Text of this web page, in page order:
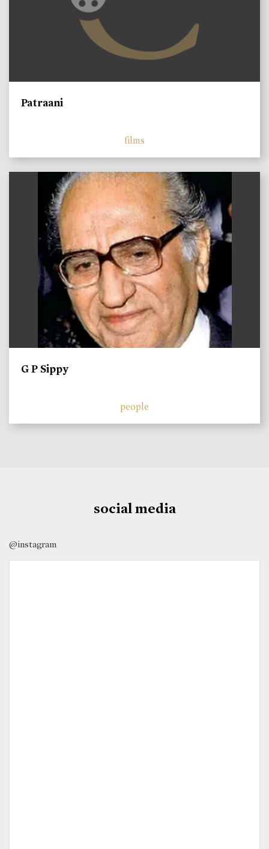
Patraani
films
G P Sippy
people
social media
@instagram